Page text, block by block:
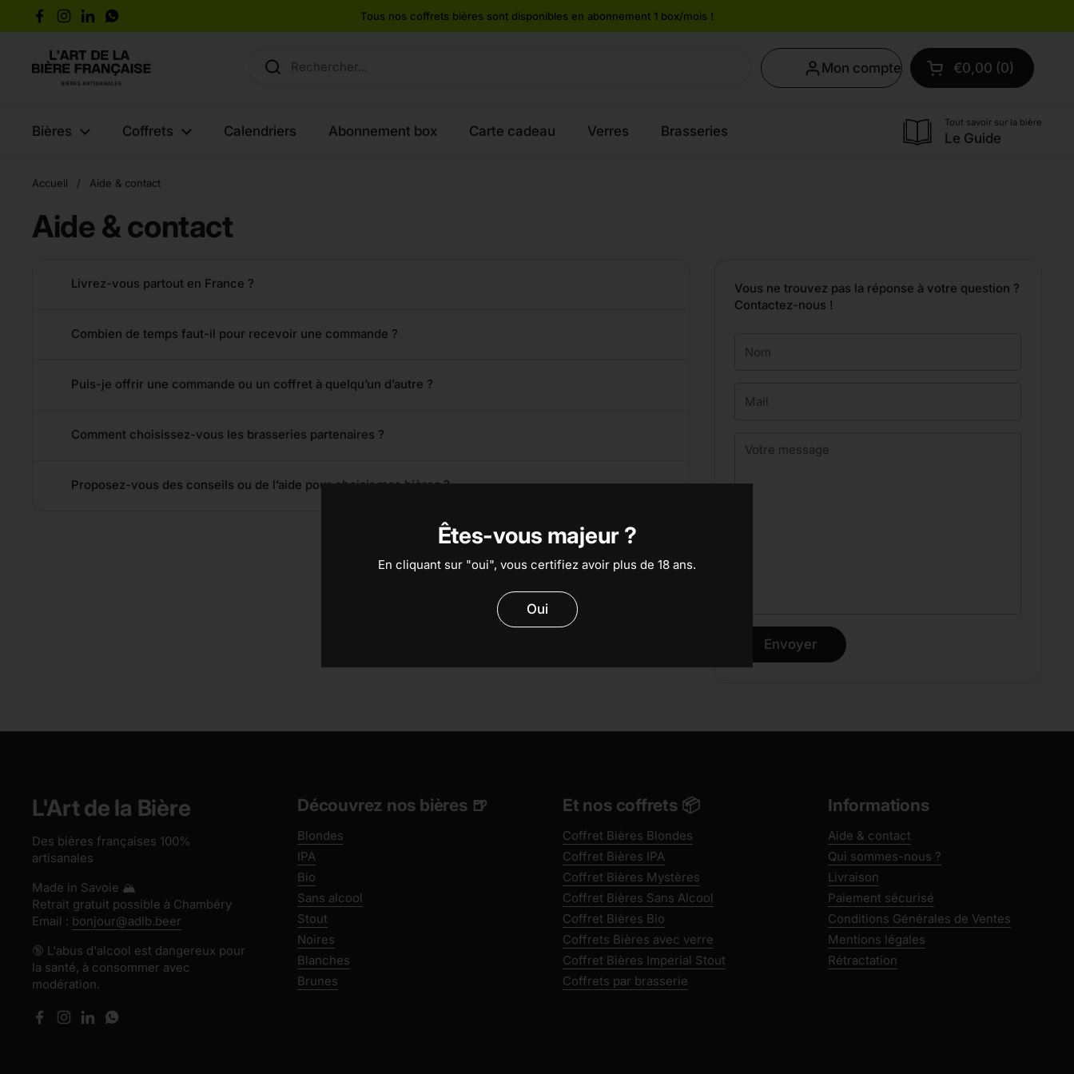
Passer au contenu
Facebook
Instagram
LinkedInWhatsApp
Tous nos coffrets bières sont disponibles en abonnement 1 box/mois !
Mon compte Ouvrir le panier
Mon panier Total:
€0,00 0
produit dans votre
Bières Coffrets Calendriers Abonnement box Carte cadeau Verres Brasseries
Tout savoir sur la bière
Le Guide
Accueil / Aide & contact
Aide & contact
Livrez-vous partout en France ?
Combien de temps faut-il pour recevoir une commande ?
Puis-je offrir une commande ou un coffret à quelqu’un d’autre ?
Comment choisissez-vous les brasseries partenaires ?
Proposez-vous des conseils ou de l’aide pour choisir mes bières ?
Vous ne trouvez pas la réponse à votre question ?
Contactez-nous !
Envoyer
L'Art de la Bière
Des bières françaises 100%
artisanales
Made in Savoie 🏔️
Retrait gratuit possible à Chambéry
Email : bonjour@adlb.beer
🔞 L'abus d'alcool est dangereux pour
la santé, à consommer avec
modération.
Facebook
Instagram
LinkedInWhatsApp
Découvrez nos bières 🍺
Blondes
IPA
Bio
Sans alcool
Stout
Noires
Blanches
Brunes
Et nos coffrets 📦
Coffret Bières Blondes
Coffret Bières IPA
Coffret Bières Mystères
Coffret Bières Sans Alcool
Coffret Bières Bio
Coffrets Bières avec verre
Coffret Bières Imperial Stout
Coffrets par brasserie
Informations
Aide & contact
Qui sommes-nous ?
Livraison
Paiement sécurisé
Conditions Générales de Ventes
Mentions légales
Rétractation
Êtes-vous majeur ?
En cliquant sur "oui", vous certifiez avoir plus de 18 ans.
Oui